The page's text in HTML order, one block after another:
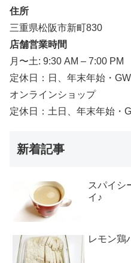
住所
三重県松阪市新町830
店舗営業時間
月〜土: 9:30 AM – 7:00 PM
定休日：日、年末年始・
オンラインショップ
定休日：土日、年末年始・
新着記事
スパイシ
イ♪
レモン鶏